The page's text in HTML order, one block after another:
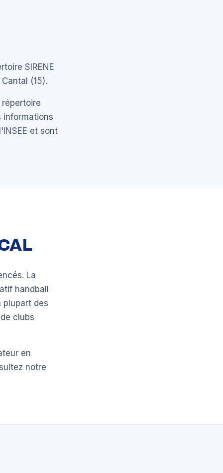
SIRENE
(15).
informations
et sont
La
handball
plupart des
clubs
en
notre